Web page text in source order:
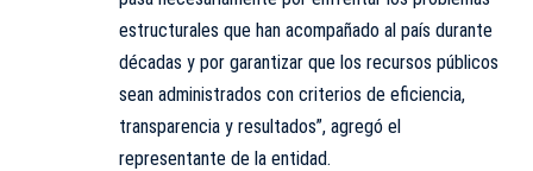
estructurales que han acompañado al país durante
décadas y por garantizar que los recursos públicos
sean administrados con criterios de eficiencia,
transparencia y resultados”, agregó el
representante de la entidad.